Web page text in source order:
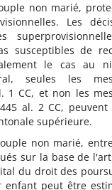
non marié,
Les
susceptibles de
le cas au
seules les
1 CC, et non les
al. 2 CC, peuvent
supérieure.
non marié,
sur la base de
du droit des
peut être